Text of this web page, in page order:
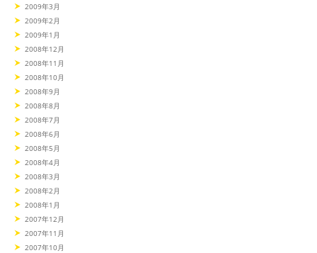
2009年3月
2009年2月
2009年1月
2008年12月
2008年11月
2008年10月
2008年9月
2008年8月
2008年7月
2008年6月
2008年5月
2008年4月
2008年3月
2008年2月
2008年1月
2007年12月
2007年11月
2007年10月